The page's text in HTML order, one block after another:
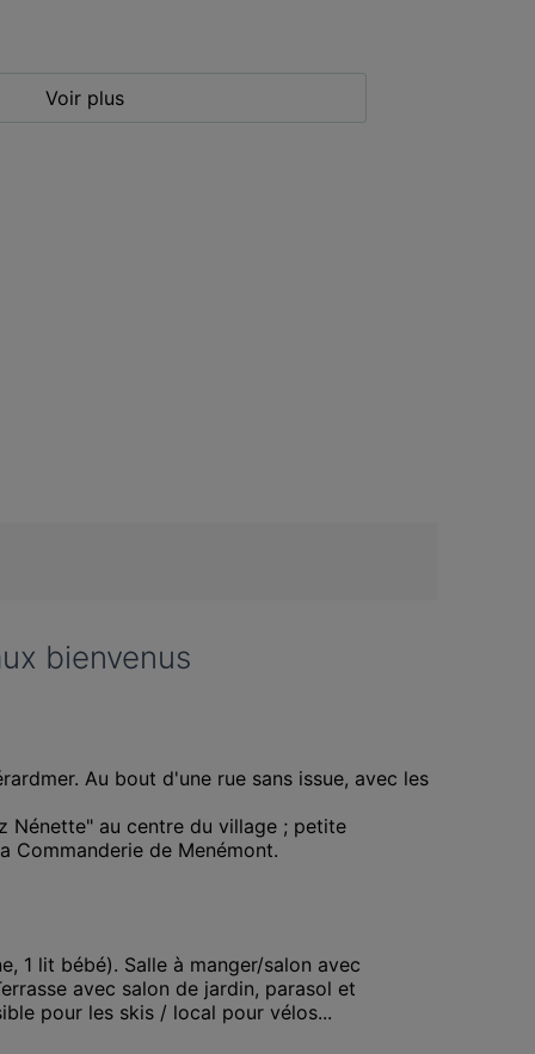
Voir plus
bienvenus
Au bout d'une rue sans issue, avec les
Nénette" au centre du village ; petite
Commanderie de Menémont.
1 lit bébé). Salle à manger/salon avec
avec salon de jardin, parasol et
pour les skis / local pour vélos...